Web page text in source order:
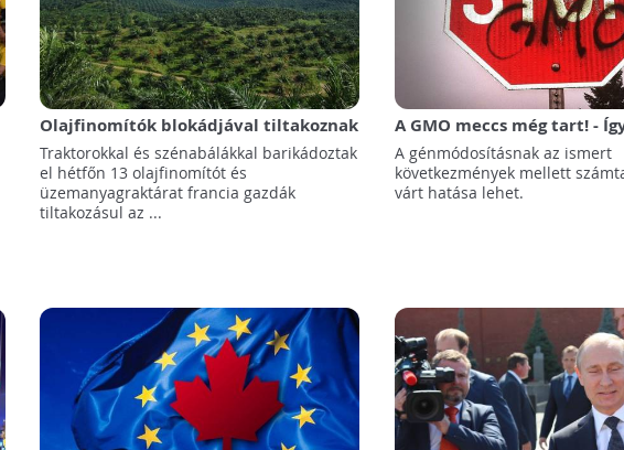
Olajfinomítók blokádjával tiltakoznak
a bioüzemanyagokhoz szükséges
nyersanyag importja ellen
Traktorokkal és szénabálákkal barikádoztak
el hétfőn 13 olajfinomítót és
üzemanyagraktárat francia gazdák
tiltakozásul az ...
A GMO meccs még tart! -
tönkre a környezetet a
A génmódosításnak az ismert
következmények mellett
várt hatása lehet.